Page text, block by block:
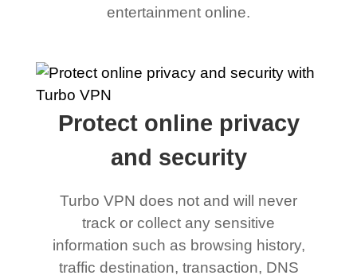
entertainment online.
Protect online privacy
and security
Turbo VPN does not and will never
track or collect any sensitive
information such as browsing history,
traffic destination, transaction, DNS